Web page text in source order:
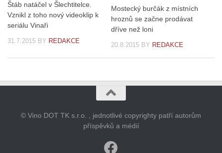
Štáb natáčel v Šlechtitelce.
Vznikl z toho nový videoklip k
seriálu Vinaři
31.7.2015 BY REDAKCE
Mostecký burčák z místních
hroznů se začne prodávat
dříve než loni
20.8.2015 BY REDAKCE
© Vino DOT TK s.r.o. , jednotlivé copyrighty patří autorům
příspěvků a médií